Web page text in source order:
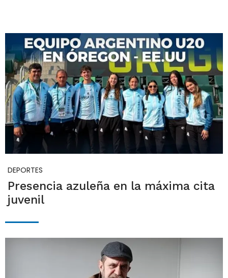
DEPORTES
Presencia azuleña en la máxima cita
juvenil